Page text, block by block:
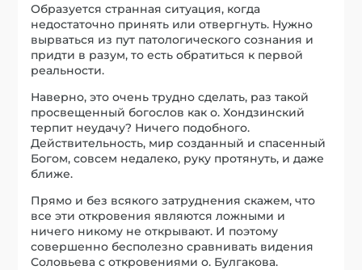
Образуется странная ситуация, когда
недостаточно принять или отвергнуть. Нужно
вырваться из пут патологического сознания и
придти в разум, то есть обратиться к первой
реальности.
Наверно, это очень трудно сделать, раз такой
просвещенный богослов как о. Хондзинский
терпит неудачу? Ничего подобного.
Действительность, мир созданный и спасенный
Богом, совсем недалеко, руку протянуть, и даже
ближе.
Прямо и без всякого затруднения скажем, что
все эти откровения являются ложными и
ничего никому не открывают. И поэтому
совершенно бесполезно сравнивать видения
Соловьева с откровениями о. Булгакова.